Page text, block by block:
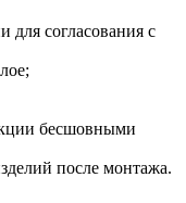
для согласования с
бесшовными
после монтажа.